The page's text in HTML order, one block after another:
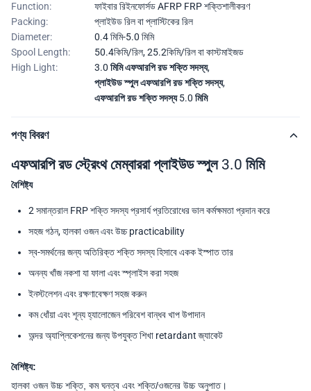
Function:
ফাইবার রিইনফোর্সড AFRP FRP শক্তিশালীকরণ
Packing:
প্লাইউড রিল বা প্লাস্টিকের রিল
Diameter:
0.4 মিমি-5.0 মিমি
Spool Length:
50.4কিমি/রিল, 25.2কিমি/রিল বা কাস্টমাইজড
High Light:
3.0 মিমি এফআরপি রড শক্তি সদস্য,
প্লাইউড স্পুল এফআরপি রড শক্তি সদস্য,
এফআরপি রড শক্তি সদস্য 5.0 মিমি
পণ্য বিবরণ
এফআরপি রড স্ট্রেংথ মেম্বাররা প্লাইউড স্পুল 3.0 মিমি
বৈশিষ্ট্য
2 সমান্তরাল FRP শক্তি সদস্য প্রসার্য প্রতিরোধের ভাল কর্মক্ষমতা প্রদান করে
সহজ গঠন, হালকা ওজন এবং উচ্চ practicability
স্ব-সমর্থনের জন্য অতিরিক্ত শক্তি সদস্য হিসাবে একক ইস্পাত তার
অনন্য খাঁজ নকশা যা ফালা এবং স্প্লাইস করা সহজ
ইনস্টলেশন এবং রক্ষণাবেক্ষণ সহজ করুন
কম ধোঁয়া এবং শূন্য হ্যালোজেন পরিবেশ বান্ধব খাপ উপাদান
অন্দর অ্যাপ্লিকেশনের জন্য উপযুক্ত শিখা retardant জ্যাকেট
বৈশিষ্ট্য:
হালকা ওজন উচ্চ শক্তি, কম ঘনত্ব এবং শক্তি/ওজনের উচ্চ অনুপাত।